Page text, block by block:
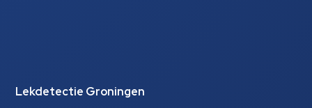
Lekdetectie Groningen